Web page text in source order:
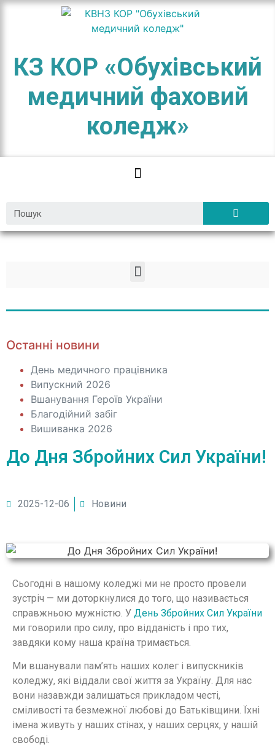
КЗ КОР «Обухівський
медичний фаховий
коледж»
Останні новини
День медичного працівника
Випускний 2026
Вшанування Героїв України
Благодійний забіг
Вишиванка 2026
До Дня Збройних Сил України!
2025-12-06 Новини
Сьогодні в нашому коледжі ми не просто провели
зустріч — ми доторкнулися до того, що називається
справжньою мужністю. У День Збройних Сил України
ми говорили про силу, про відданість і про тих,
завдяки кому наша країна тримається.
Ми вшанували пам’ять наших колег і випускників
коледжу, які віддали свої життя за Україну. Для нас
вони назавжди залишаться прикладом честі,
сміливості та безмежної любові до Батьківщини. Їхні
імена живуть у наших стінах, у наших серцях, у нашій
свободі.